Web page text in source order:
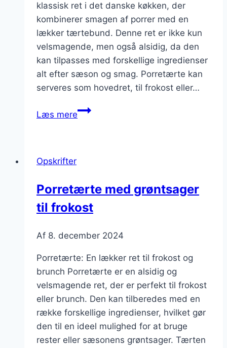
klassisk ret i det danske køkken, der
kombinerer smagen af porrer med en
lækker tærtebund. Denne ret er ikke kun
velsmagende, men også alsidig, da den
kan tilpasses med forskellige ingredienser
alt efter sæson og smag. Porretærte kan
serveres som hovedret, til frokost eller…
Læs merePorretærte
Opskrifter
Porretærte med grøntsager
til frokost
Af 8. december 2024
Porretærte: En lækker ret til frokost og
brunch Porretærte er en alsidig og
velsmagende ret, der er perfekt til frokost
eller brunch. Den kan tilberedes med en
række forskellige ingredienser, hvilket gør
den til en ideel mulighed for at bruge
rester eller sæsonens grøntsager. Tærten